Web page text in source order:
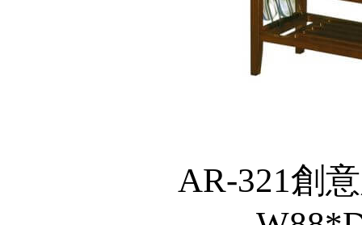
AR-321創